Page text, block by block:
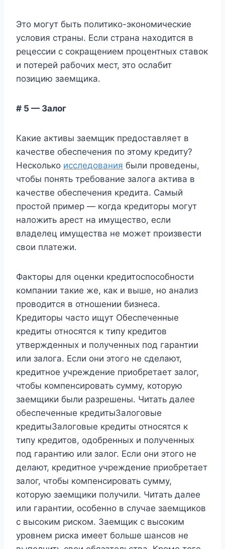
Это могут быть политико-экономические
условия страны. Если страна находится в
рецессии с сокращением процентных ставок
и потерей рабочих мест, это ослабит
позицию заемщика.
# 5 — Залог
Какие активы заемщик предоставляет в
качестве обеспечения по этому кредиту?
Несколько исследования были проведены,
чтобы понять требование залога актива в
качестве обеспечения кредита. Самый
простой пример — когда кредиторы могут
наложить арест на имущество, если
владелец имущества не может произвести
свои платежи.
Факторы для оценки кредитоспособности
компании такие же, как и выше, но анализ
проводится в отношении бизнеса.
Кредиторы часто ищут Обеспеченные
кредиты относятся к типу кредитов
утвержденных и полученных под гарантии
или залога. Если они этого не сделают,
кредитное учреждение приобретает залог,
чтобы компенсировать сумму, которую
заемщики были разрешены. Читать далее
обеспеченные кредитыЗалоговые
кредитыЗалоговые кредиты относятся к
типу кредитов, одобренных и полученных
под гарантию или залог. Если они этого не
делают, кредитное учреждение приобретает
залог, чтобы компенсировать сумму,
которую заемщики получили. Читать далее
или гарантии, особенно в случае заемщиков
с высоким риском. Заемщик с высоким
уровнем риска имеет больше шансов не